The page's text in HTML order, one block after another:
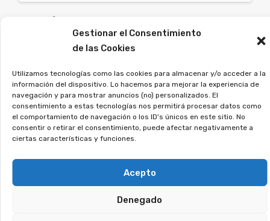
Gestionar el Consentimiento
de las Cookies
Utilizamos tecnologías como las cookies para almacenar y/o acceder a la
información del dispositivo. Lo hacemos para mejorar la experiencia de
navegación y para mostrar anuncios (no) personalizados. El
consentimiento a estas tecnologías nos permitirá procesar datos como
el comportamiento de navegación o los ID's únicos en este sitio. No
consentir o retirar el consentimiento, puede afectar negativamente a
ciertas características y funciones.
Acepto
Denegado
En Afeban ayudamos a los
afectados a reclamar lo que
les corresponde.
Si estás en esta situación, regístrate sin
compromiso, y veremos si puedes reclamar.
¿Contrataste una tarjeta
de pago aplazado? Es
posible reclamar los
intereses que has